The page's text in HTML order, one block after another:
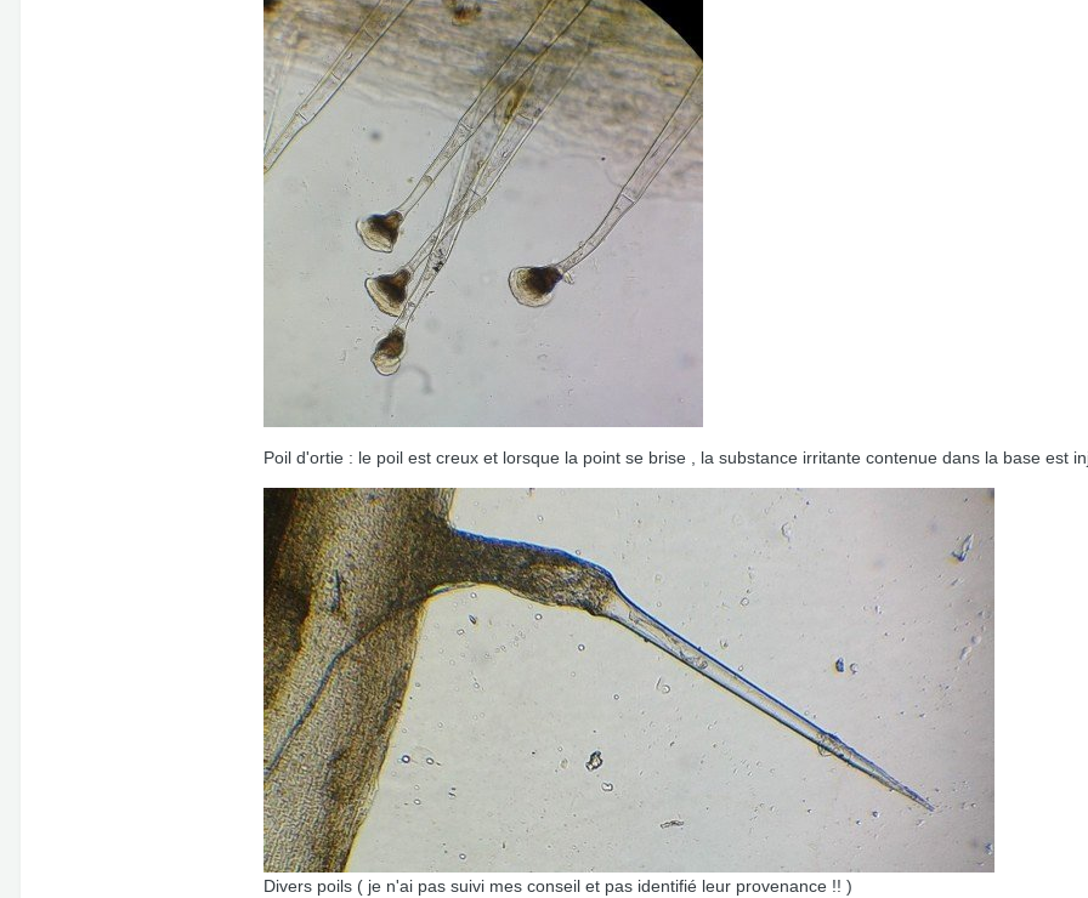
Poil d'ortie : le poil est creux et lorsque la point se brise , la substance irritante contenue dans la base est
Divers poils ( je n'ai pas suivi mes conseil et pas identifié leur provenance !! )